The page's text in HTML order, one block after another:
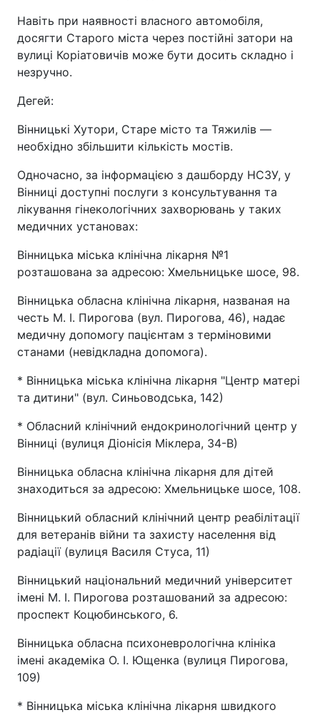
Навіть при наявності власного автомобіля,
досягти Старого міста через постійні затори на
вулиці Коріатовичів може бути досить складно і
незручно.
Дегей:
Вінницькі Хутори, Старе місто та Тяжилів —
необхідно збільшити кількість мостів.
Одночасно, за інформацією з дашборду НСЗУ, у
Вінниці доступні послуги з консультування та
лікування гінекологічних захворювань у таких
медичних установах:
Вінницька міська клінічна лікарня №1
розташована за адресою: Хмельницьке шосе, 98.
Вінницька обласна клінічна лікарня, названая на
честь М. І. Пирогова (вул. Пирогова, 46), надає
медичну допомогу пацієнтам з терміновими
станами (невідкладна допомога).
* Вінницька міська клінічна лікарня "Центр матері
та дитини" (вул. Синьоводська, 142)
* Обласний клінічний ендокринологічний центр у
Вінниці (вулиця Діонісія Міклера, 34-В)
Вінницька обласна клінічна лікарня для дітей
знаходиться за адресою: Хмельницьке шосе, 108.
Вінницький обласний клінічний центр реабілітації
для ветеранів війни та захисту населення від
радіації (вулиця Василя Стуса, 11)
Вінницький національний медичний університет
імені М. І. Пирогова розташований за адресою:
проспект Коцюбинського, 6.
Вінницька обласна психоневрологічна клініка
імені академіка О. І. Ющенка (вулиця Пирогова,
109)
* Вінницька міська клінічна лікарня швидкого